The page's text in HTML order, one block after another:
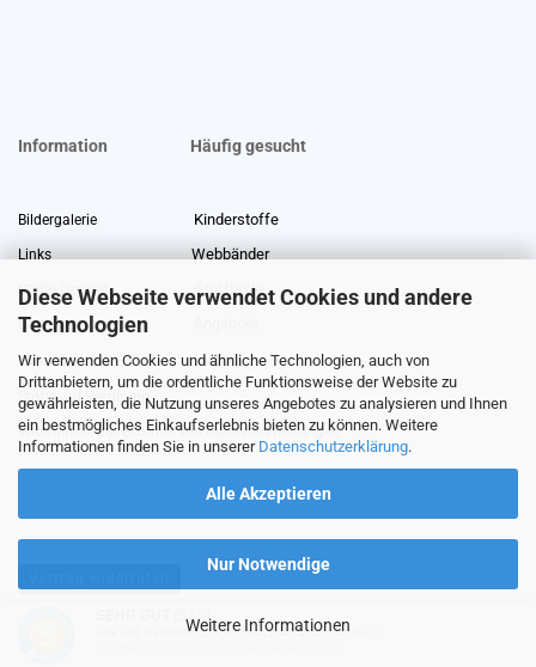
Diese Webseite verwendet Cookies und andere
Technologien
Wir verwenden Cookies und ähnliche Technologien, auch von
Drittanbietern, um die ordentliche Funktionsweise der Website zu
gewährleisten, die Nutzung unseres Angebotes zu analysieren und Ihnen
ein bestmögliches Einkaufserlebnis bieten zu können. Weitere
Informationen finden Sie in unserer Datenschutzerklärung.
Alle Akzeptieren
Nur Notwendige
Weitere Informationen
Information Häufig gesucht
Bildergalerie Kinderstoffe
Links Webbänder
Stoffe Lexikon Stoffreste
Über uns
Gewerberabatt Meterware
Stoffe auf Rechnung
Information zur Echtheit von Kundenbewertungen
(5 / 5)
Bewertungen bei: ebay.de, shopvote.de ⓘ